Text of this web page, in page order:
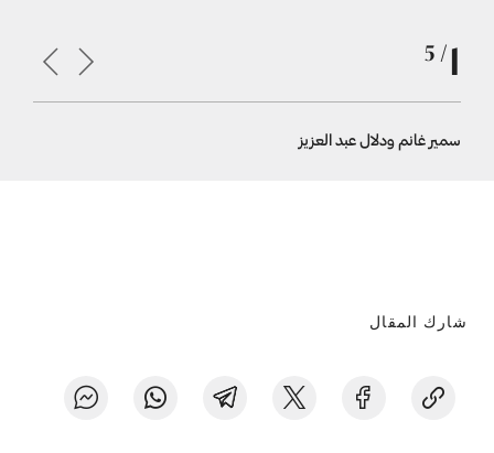
سمير غانم ودلال عبد العزيز
شارك المقال